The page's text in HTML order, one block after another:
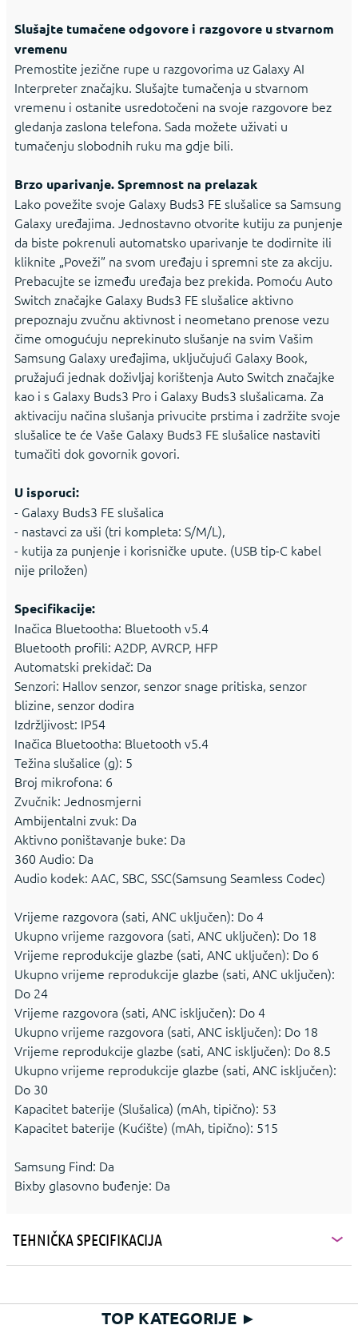
Slušajte tumačene odgovore i razgovore u stvarnom
vremenu
Premostite jezične rupe u razgovorima uz Galaxy AI
Interpreter značajku. Slušajte tumačenja u stvarnom
vremenu i ostanite usredotočeni na svoje razgovore bez
gledanja zaslona telefona. Sada možete uživati u
tumačenju slobodnih ruku ma gdje bili.
Brzo uparivanje. Spremnost na prelazak
Lako povežite svoje Galaxy Buds3 FE slušalice sa Samsung
Galaxy uređajima. Jednostavno otvorite kutiju za punjenje
da biste pokrenuli automatsko uparivanje te dodirnite ili
kliknite „Poveži” na svom uređaju i spremni ste za akciju.
Prebacujte se između uređaja bez prekida. Pomoću Auto
Switch značajke Galaxy Buds3 FE slušalice aktivno
prepoznaju zvučnu aktivnost i neometano prenose vezu
čime omogućuju neprekinuto slušanje na svim Vašim
Samsung Galaxy uređajima, uključujući Galaxy Book,
pružajući jednak doživljaj korištenja Auto Switch značajke
kao i s Galaxy Buds3 Pro i Galaxy Buds3 slušalicama. Za
aktivaciju načina slušanja privucite prstima i zadržite svoje
slušalice te će Vaše Galaxy Buds3 FE slušalice nastaviti
tumačiti dok govornik govori.
U isporuci:
- Galaxy Buds3 FE slušalica
- nastavci za uši (tri kompleta: S/M/L),
- kutija za punjenje i korisničke upute. (USB tip-C kabel
nije priložen)
Specifikacije:
Inačica Bluetootha: Bluetooth v5.4
Bluetooth profili: A2DP, AVRCP, HFP
Automatski prekidač: Da
Senzori: Hallov senzor, senzor snage pritiska, senzor
blizine, senzor dodira
Izdržljivost: IP54
Inačica Bluetootha: Bluetooth v5.4
Težina slušalice (g): 5
Broj mikrofona: 6
Zvučnik: Jednosmjerni
Ambijentalni zvuk: Da
Aktivno poništavanje buke: Da
360 Audio: Da
Audio kodek: AAC, SBC, SSC(Samsung Seamless Codec)
Vrijeme razgovora (sati, ANC uključen): Do 4
Ukupno vrijeme razgovora (sati, ANC uključen): Do 18
Vrijeme reprodukcije glazbe (sati, ANC uključen): Do 6
Ukupno vrijeme reprodukcije glazbe (sati, ANC uključen):
Do 24
Vrijeme razgovora (sati, ANC isključen): Do 4
Ukupno vrijeme razgovora (sati, ANC isključen): Do 18
Vrijeme reprodukcije glazbe (sati, ANC isključen): Do 8.5
Ukupno vrijeme reprodukcije glazbe (sati, ANC isključen):
Do 30
Kapacitet baterije (Slušalica) (mAh, tipično): 53
Kapacitet baterije (Kućište) (mAh, tipično): 515
Samsung Find: Da
Bixby glasovno buđenje: Da
TEHNIČKA SPECIFIKACIJA
TOP KATEGORIJE ►